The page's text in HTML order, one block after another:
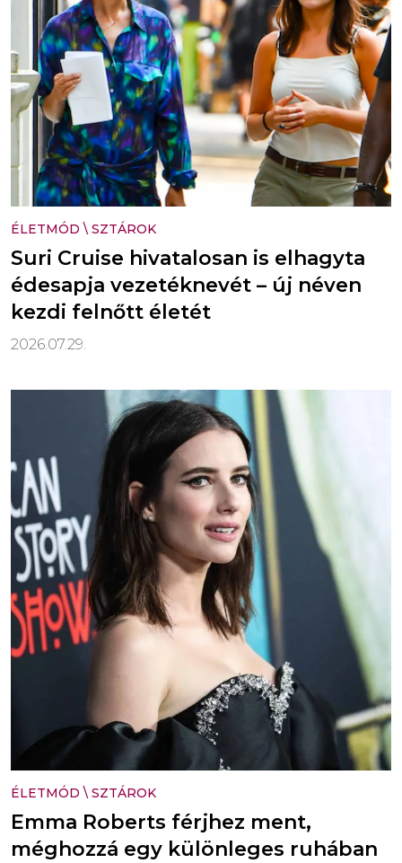
ÉLETMÓD \ SZTÁROK
Suri Cruise hivatalosan is elhagyta
édesapja vezetéknevét – új néven
kezdi felnőtt életét
2026.07.29.
ÉLETMÓD \ SZTÁROK
Emma Roberts férjhez ment,
méghozzá egy különleges ruhában